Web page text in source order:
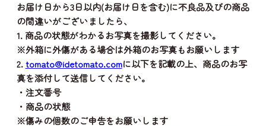
お届け日から3日以内(お届け日を含む)に不良品及びの商品
の間違いがございましたら、
1. 商品の状態がわかるお写真を撮影してください。
※外箱に外傷がある場合は外箱のお写真もお願いします
2.tomato@idetomato.comに以下を記載の上、商品のお写
真を添付して送信してください。
・注文番号
・商品の状態
※傷みの個数のご申告をお願いします